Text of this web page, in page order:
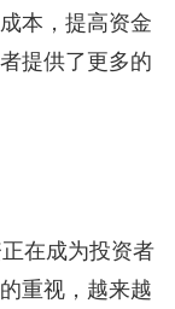
本，提高资金
提供了更多的
在成为投资者
重视，越来越